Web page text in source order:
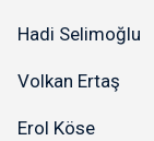
Hadi Selimoğlu
Volkan Ertaş
Erol Köse